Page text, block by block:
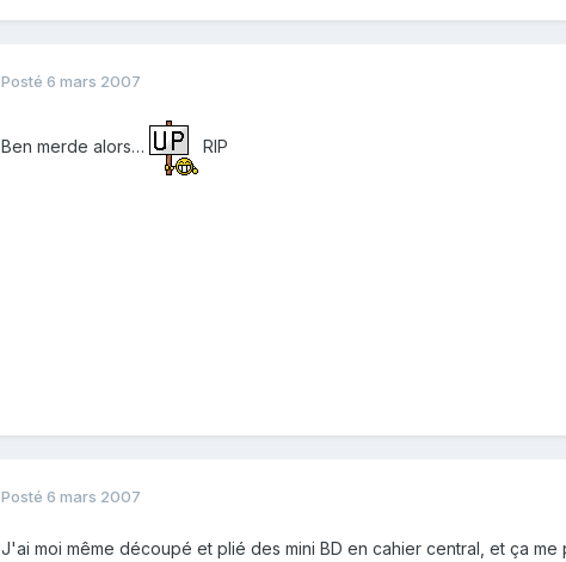
Posté 6 mars 2007
Ben merde alors… RIP
Posté 6 mars 2007
J'ai moi même découpé et plié des mini BD en cahier central, et ça